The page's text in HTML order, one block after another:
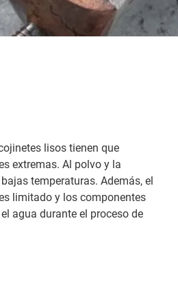
lisos tienen que
extremas. Al polvo y la
temperaturas. Además, el
limitado y los componentes
agua durante el proceso de